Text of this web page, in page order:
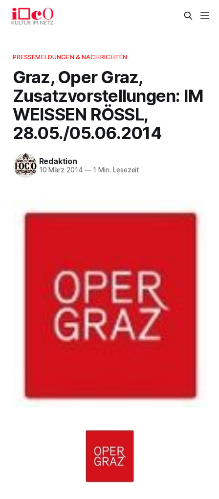
PRESSEMELDUNGEN & NACHRICHTEN
Graz, Oper Graz,
Zusatzvorstellungen: IM
WEISSEN RÖSSL,
28.05./05.06.2014
Redaktion
10 März 2014 —1 Min. Lesezeit